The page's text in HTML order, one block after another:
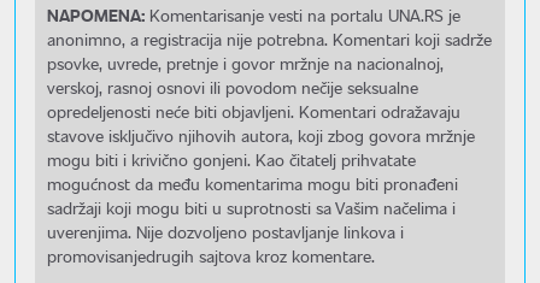
NAPOMENA: Komentarisanje vesti na portalu UNA.RS je
anonimno, a registracija nije potrebna. Komentari koji sadrže
psovke, uvrede, pretnje i govor mržnje na nacionalnoj,
verskoj, rasnoj osnovi ili povodom nečije seksualne
opredeljenosti neće biti objavljeni. Komentari odražavaju
stavove isključivo njihovih autora, koji zbog govora mržnje
mogu biti i krivično gonjeni. Kao čitatelj prihvatate
mogućnost da među komentarima mogu biti pronađeni
sadržaji koji mogu biti u suprotnosti sa Vašim načelima i
uverenjima. Nije dozvoljeno postavljanje linkova i
promovisanjedrugih sajtova kroz komentare.